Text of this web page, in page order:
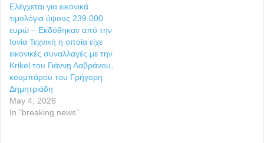
Ελέγχεται για εικονικά
τιμολόγια ύψους 239.000
ευρώ – Εκδόθηκαν από την
Ιονία Τεχνική η οποία είχε
εικονικές συναλλαγές με την
Krikel του Γιάννη Λαβράνου,
κουμπάρου του Γρήγορη
Δημητριάδη
May 4, 2026
In "breaking news"